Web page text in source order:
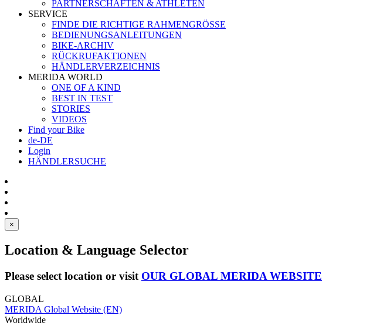
PARTNERSCHAFTEN & ATHLETEN
SERVICE
FINDE DIE RICHTIGE RAHMENGRÖSSE
BEDIENUNGSANLEITUNGEN
BIKE-ARCHIV
RÜCKRUFAKTIONEN
HÄNDLERVERZEICHNIS
MERIDA WORLD
ONE OF A KIND
BEST IN TEST
STORIES
VIDEOS
Find your Bike
de-DE
Login
HÄNDLERSUCHE
×
Location & Language Selector
Please select location or visit OUR GLOBAL MERIDA WEBSITE
GLOBAL
MERIDA Global Website (EN)
Worldwide